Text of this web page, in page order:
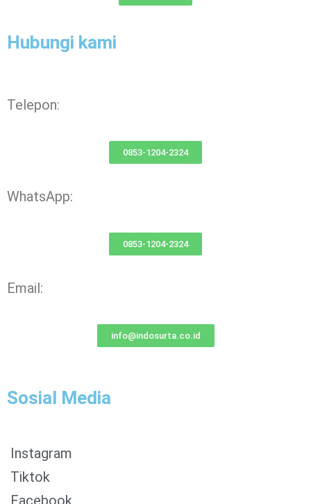
Hubungi kami
Telepon:
0853-1204-2324
WhatsApp:
0853-1204-2324
Email:
info@indosurta.co.id
Sosial Media
Instagram
Tiktok
Facebook